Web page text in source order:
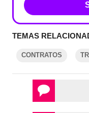
TEMAS
CONTRATOS